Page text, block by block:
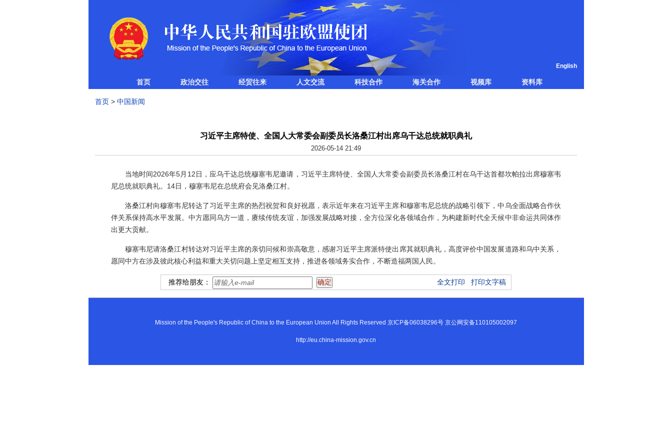
English
首页 政治交往 经贸往来 人文交流 科技合作 海关合作 视频库 资料库
首页 > 中国新闻
习近平主席特使、全国人大常委会副委员长洛桑江村出席乌干达总统就职典礼
2026-05-14 21:49
当地时间2026年5月12日，应乌干达总统穆塞韦尼邀请，习近平主席特使、全国人大常委会副委员长洛桑江村在乌干达首都坎帕拉出席穆塞韦
尼总统就职典礼。14日，穆塞韦尼在总统府会见洛桑江村。
洛桑江村向穆塞韦尼转达了习近平主席的热烈祝贺和良好祝愿，表示近年来在习近平主席和穆塞韦尼总统的战略引领下，中乌全面战略合作伙
伴关系保持高水平发展。中方愿同乌方一道，赓续传统友谊，加强发展战略对接，全方位深化各领域合作，为构建新时代全天候中非命运共同体作
出更大贡献。
穆塞韦尼请洛桑江村转达对习近平主席的亲切问候和崇高敬意，感谢习近平主席派特使出席其就职典礼，高度评价中国发展道路和乌中关系，
愿同中方在涉及彼此核心利益和重大关切问题上坚定相互支持，推进各领域务实合作，不断造福两国人民。
推荐给朋友： 全文打印 打印文字稿
Mission of the People's Republic of China to the European Union All Rights Reserved 京ICP备06038296号 京公网安备110105002097
http://eu.china-mission.gov.cn